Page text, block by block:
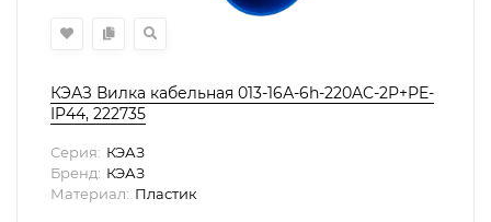
КЭАЗ Вилка кабельная 013-16А-6h-220AC-2P+PE-
IP44, 222735
Серия: КЭАЗ
Бренд: КЭАЗ
Материал: Пластик